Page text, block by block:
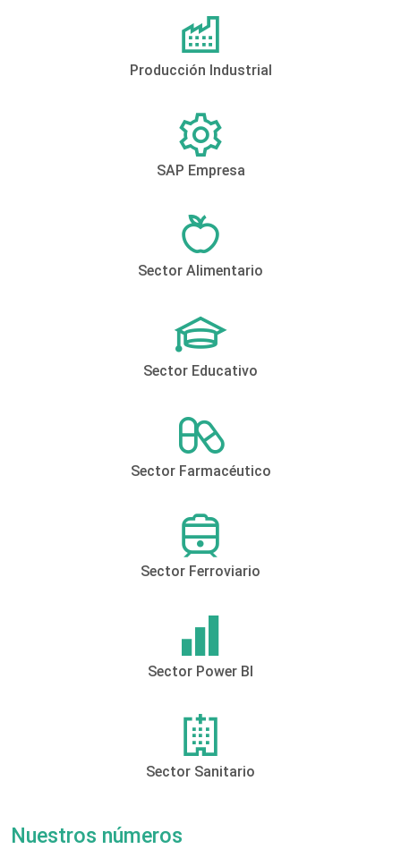
Producción Industrial
SAP Empresa
Sector Alimentario
Sector Educativo
Sector Farmacéutico
Sector Ferroviario
Sector Power BI
Sector Sanitario
Nuestros números